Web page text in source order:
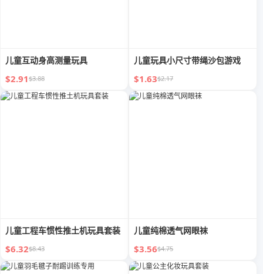
儿童互动身高测量玩具
$2.91$3.88
儿童玩具小尺寸带绳沙包游戏
$1.63$2.17
儿童工程车惯性推土机玩具套装
$6.32$8.43
儿童纯棉透气网眼袜
$3.56$4.75